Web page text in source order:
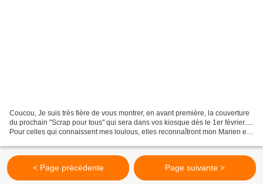
Coucou, Je suis très fière de vous montrer, en avant première, la couverture
du prochain "Scrap pour tous" qui sera dans vos kiosque dès le 1er février.....
Pour celles qui connaissent mes loulous, elles reconnaîtront mon Marien en
< Page précédente Page suivante >